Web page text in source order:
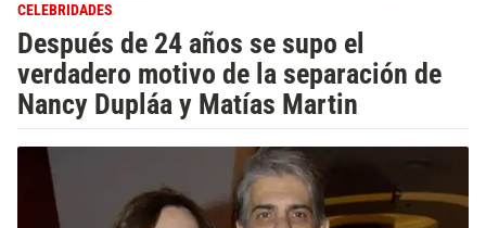
CELEBRIDADES
Después de 24 años se supo el
verdadero motivo de la separación de
Nancy Dupláa y Matías Martin